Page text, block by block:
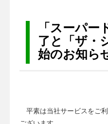
「スーパー
了と「ザ・
始のお知ら
平素は当社サービスをご